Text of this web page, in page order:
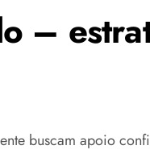
–
buscam apoio